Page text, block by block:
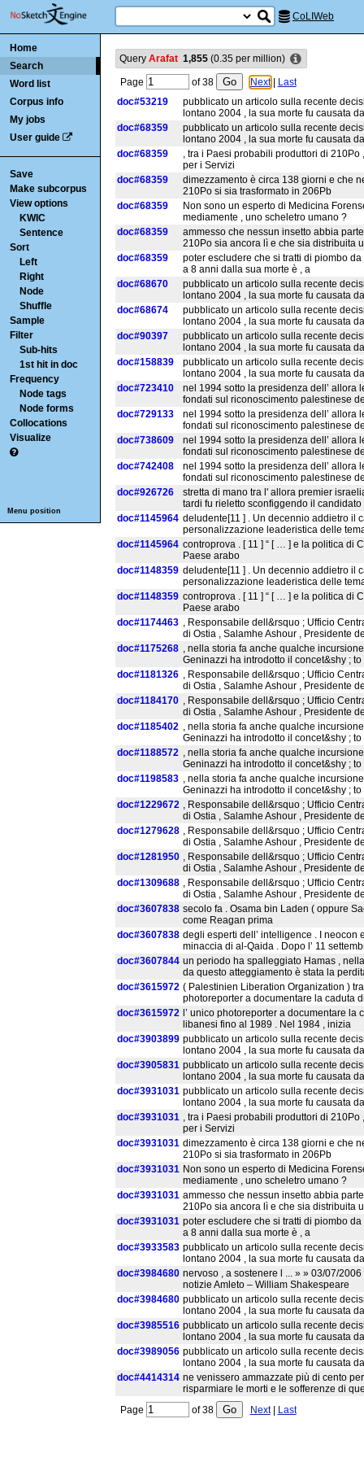
CoLIWeb
Home
Search
Word list
Corpus info
My jobs
User guide
Save
Make subcorpus
View options
KWIC
Sentence
Sort
Left
Right
Node
Shuffle
Sample
Filter
Sub-hits
1st hit in doc
Frequency
Node tags
Node forms
Collocations
Visualize
Menu position
Query Arafat 1,855(0.35per million)
Page of38 Next|
Last
doc#53219
pubblicato un articolo sulla recente
lontano 2004 , la sua morte fu causata
doc#68359
pubblicato un articolo sulla recente
lontano 2004 , la sua morte fu causata
doc#68359
, tra i Paesi probabili produttori di
per i Servizi
doc#68359
dimezzamento è circa 138 giorni e che
210Po si sia trasformato in 206Pb
doc#68359
Non sono un esperto di Medicina
mediamente , uno scheletro umano ?
doc#68359
ammesso che nessun insetto abbia
210Po sia ancora lì e che sia distribuita
doc#68359
poter escludere che si tratti di piombo
a 8 anni dalla sua morte è , a
doc#68670
pubblicato un articolo sulla recente
lontano 2004 , la sua morte fu causata
doc#68674
pubblicato un articolo sulla recente
lontano 2004 , la sua morte fu causata
doc#90397
pubblicato un articolo sulla recente
lontano 2004 , la sua morte fu causata
doc#158839
pubblicato un articolo sulla recente
lontano 2004 , la sua morte fu causata
doc#723410
nel 1994 sotto la presidenza dell’ allora
fondati sul riconoscimento palestinese
doc#729133
nel 1994 sotto la presidenza dell’ allora
fondati sul riconoscimento palestinese
doc#738609
nel 1994 sotto la presidenza dell’ allora
fondati sul riconoscimento palestinese
doc#742408
nel 1994 sotto la presidenza dell’ allora
fondati sul riconoscimento palestinese
doc#926726
stretta di mano tra l' allora premier
tardi fu rieletto sconfiggendo il candidato
doc#1145964 deludente[11 ] . Un decennio addietro il
personalizzazione leaderistica delle
doc#1145964 controprova . [ 11 ] “ [ … ] e la politica di
Paese arabo
doc#1148359 deludente[11 ] . Un decennio addietro il
personalizzazione leaderistica delle
doc#1148359 controprova . [ 11 ] “ [ … ] e la politica di
Paese arabo
doc#1174463 , Responsabile dell&rsquo ; Ufficio
di Ostia , Salamhe Ashour , Presidente
doc#1175268 , nella storia fa anche qualche
Geninazzi ha introdotto il concet&shy ; to
doc#1181326 , Responsabile dell&rsquo ; Ufficio
di Ostia , Salamhe Ashour , Presidente
doc#1184170 , Responsabile dell&rsquo ; Ufficio
di Ostia , Salamhe Ashour , Presidente
doc#1185402 , nella storia fa anche qualche
Geninazzi ha introdotto il concet&shy ; to
doc#1188572 , nella storia fa anche qualche
Geninazzi ha introdotto il concet&shy ; to
doc#1198583 , nella storia fa anche qualche
Geninazzi ha introdotto il concet&shy ; to
doc#1229672 , Responsabile dell&rsquo ; Ufficio
di Ostia , Salamhe Ashour , Presidente
doc#1279628 , Responsabile dell&rsquo ; Ufficio
di Ostia , Salamhe Ashour , Presidente
doc#1281950 , Responsabile dell&rsquo ; Ufficio
di Ostia , Salamhe Ashour , Presidente
doc#1309688 , Responsabile dell&rsquo ; Ufficio
di Ostia , Salamhe Ashour , Presidente
doc#3607838 secolo fa . Osama bin Laden ( oppure
come Reagan prima
doc#3607838 degli esperti dell’ intelligence . I neocon
minaccia di al-Qaida . Dopo l’ 11
doc#3607844 un periodo ha spalleggiato Hamas ,
da questo atteggiamento è stata la
doc#3615972 ( Palestinien Liberation Organization )
photoreporter a documentare la caduta
doc#3615972 l’ unico photoreporter a documentare
libanesi fino al 1989 . Nel 1984 , inizia
doc#3903899 pubblicato un articolo sulla recente
lontano 2004 , la sua morte fu causata
doc#3905831 pubblicato un articolo sulla recente
lontano 2004 , la sua morte fu causata
doc#3931031 pubblicato un articolo sulla recente
lontano 2004 , la sua morte fu causata
doc#3931031 , tra i Paesi probabili produttori di
per i Servizi
doc#3931031 dimezzamento è circa 138 giorni e che
210Po si sia trasformato in 206Pb
doc#3931031 Non sono un esperto di Medicina
mediamente , uno scheletro umano ?
doc#3931031 ammesso che nessun insetto abbia
210Po sia ancora lì e che sia distribuita
doc#3931031 poter escludere che si tratti di piombo
a 8 anni dalla sua morte è , a
doc#3933583 pubblicato un articolo sulla recente
lontano 2004 , la sua morte fu causata
doc#3984680 nervoso , a sostenere l ... » » 03/07/2006
notizie Amleto – William Shakespeare
doc#3984680 pubblicato un articolo sulla recente
lontano 2004 , la sua morte fu causata
doc#3985516 pubblicato un articolo sulla recente
lontano 2004 , la sua morte fu causata
doc#3989056 pubblicato un articolo sulla recente
lontano 2004 , la sua morte fu causata
doc#4414314 ne venissero ammazzate più di cento
risparmiare le morti e le sofferenze di
Page
of38 Next| Last